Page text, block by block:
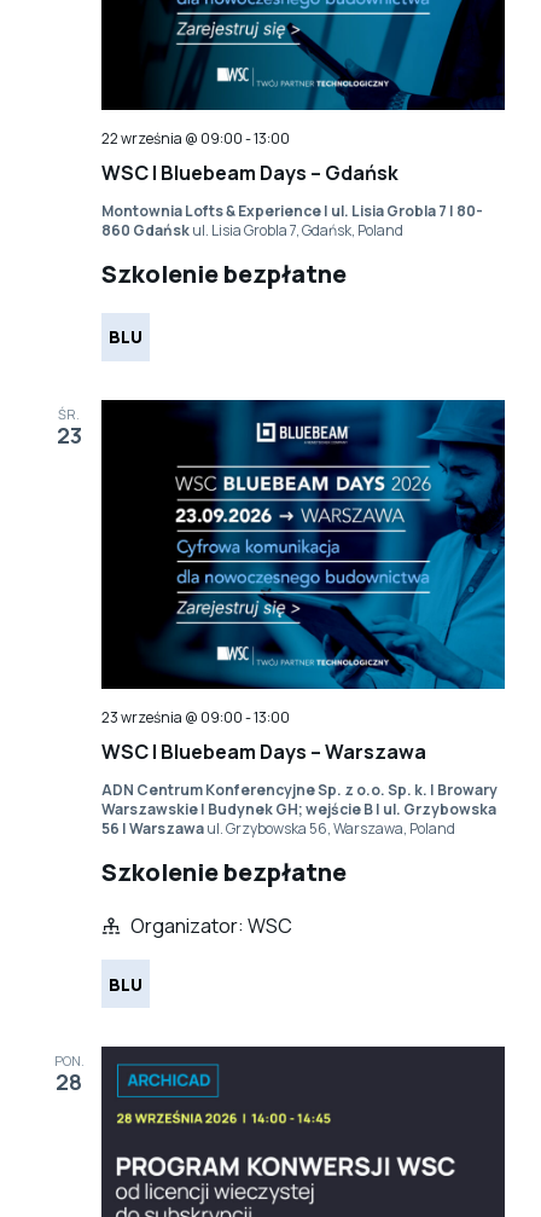
22 września @ 09:00-13:00
WSC | Bluebeam Days – Gdańsk
Montownia Lofts & Experience | ul. Lisia Grobla 7 | 80-
860 Gdańskul. Lisia Grobla 7, Gdańsk, Poland
Szkolenie bezpłatne
BLU
ŚR.
23
23 września @ 09:00-13:00
WSC | Bluebeam Days – Warszawa
ADN Centrum Konferencyjne Sp. z o.o. Sp. k. | Browary
Warszawskie | Budynek GH; wejście B | ul. Grzybowska
56 | Warszawaul. Grzybowska 56, Warszawa, Poland
Szkolenie bezpłatne
Organizator: WSC
BLU
PON.
28